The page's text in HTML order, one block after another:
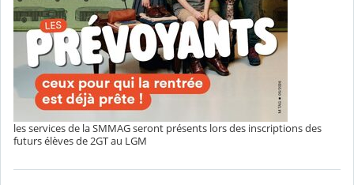
les services de la SMMAG seront présents lors des inscriptions des
futurs élèves de 2GT au LGM